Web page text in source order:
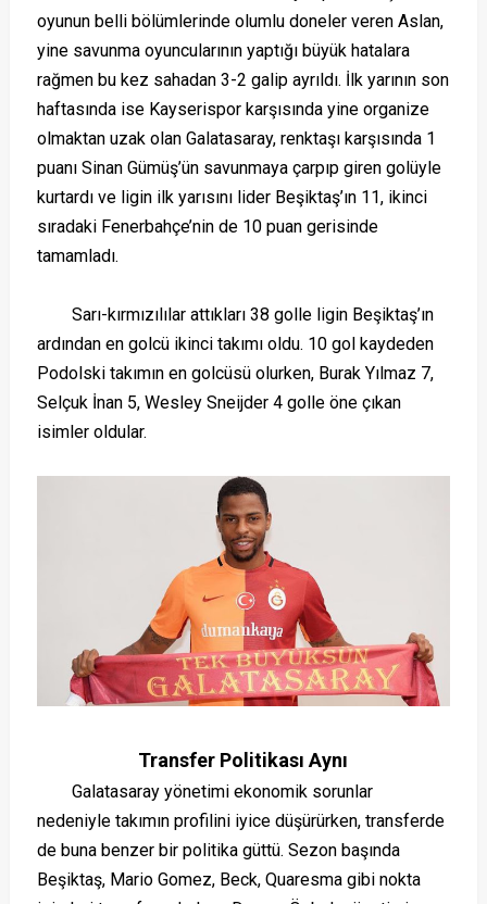
oyunun belli bölümlerinde olumlu doneler veren Aslan,
yine savunma oyuncularının yaptığı büyük hatalara
rağmen bu kez sahadan 3-2 galip ayrıldı. İlk yarının son
haftasında ise Kayserispor karşısında yine organize
olmaktan uzak olan Galatasaray, renktaşı karşısında 1
puanı Sinan Gümüş’ün savunmaya çarpıp giren golüyle
kurtardı ve ligin ilk yarısını lider Beşiktaş’ın 11, ikinci
sıradaki Fenerbahçe’nin de 10 puan gerisinde
tamamladı.
Sarı-kırmızılılar attıkları 38 golle ligin Beşiktaş’ın
ardından en golcü ikinci takımı oldu. 10 gol kaydeden
Podolski takımın en golcüsü olurken, Burak Yılmaz 7,
Selçuk İnan 5, Wesley Sneijder 4 golle öne çıkan
isimler oldular.
Transfer Politikası Aynı
Galatasaray yönetimi ekonomik sorunlar
nedeniyle takımın profilini iyice düşürürken, transferde
de buna benzer bir politika güttü. Sezon başında
Beşiktaş, Mario Gomez, Beck, Quaresma gibi nokta